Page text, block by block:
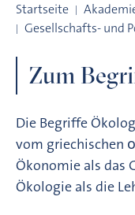
Startseite
Gesellschafts- und
Zum
Die Begriffe
vom griechischen
Ökonomie als das
Ökologie als die